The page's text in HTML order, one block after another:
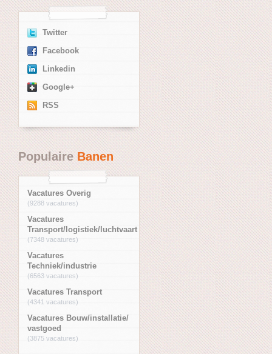
Twitter
Facebook
Linkedin
Google+
RSS
PopulaireBanen
Vacatures Overig
(9288 vacatures)
Vacatures
Transport/logistiek/luchtvaart
(7348 vacatures)
Vacatures
Techniek/industrie
(6563 vacatures)
Vacatures Transport
(4341 vacatures)
Vacatures Bouw/installatie/
vastgoed
(3875 vacatures)